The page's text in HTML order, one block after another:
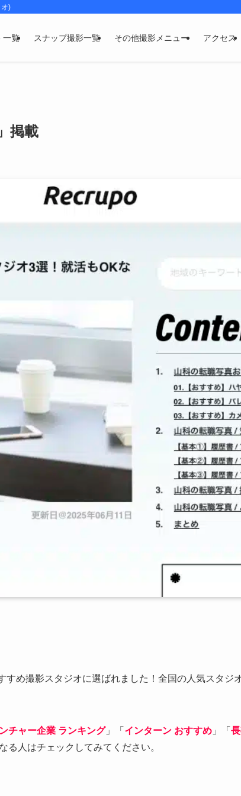
)
一覧 スナップ撮影一覧 その他撮影メニュー アクセス
掲載
め撮影スタジオに選ばれました！全国の人気スタジ
チャー企業 ランキング」「 インターン おすすめ 」「
る人はチェックしてみてください。